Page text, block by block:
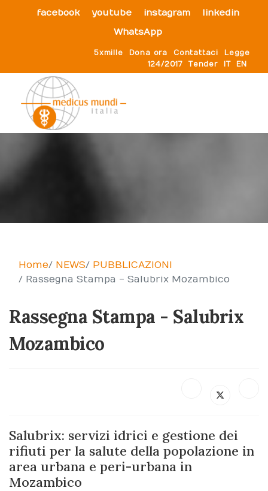
facebook youtube instagram
linkedin
WhatsApp
5xmille Dona ora Contattaci
Legge
124/2017
Tender IT EN
Home NEWS
PUBBLICAZIONI
Rassegna Stampa - Salubrix Mozambico
Rassegna Stampa - Salubrix
Mozambico
Salubrix: servizi idrici e gestione dei
rifiuti per la salute della popolazione in
area urbana e peri-urbana in
Mozambico